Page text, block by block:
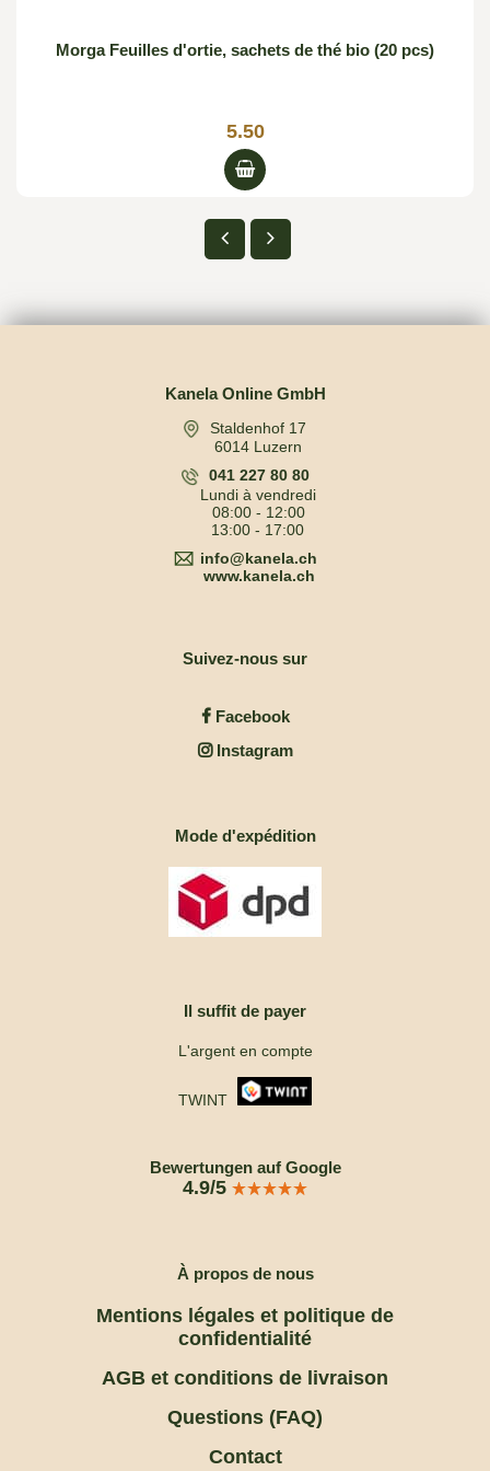
Morga Feuilles d'ortie, sachets de thé bio (20 pcs)
5.50
Kanela Online GmbH
Staldenhof 17
6014 Luzern
041 227 80 80
Lundi à vendredi
08:00 - 12:00
13:00 - 17:00
info@kanela.ch
www.kanela.ch
Suivez-nous sur
Facebook
Instagram
Mode d'expédition
Il suffit de payer
L'argent en compte
TWINT
Bewertungen auf Google
4.9/5
À propos de nous
Mentions légales et politique de
confidentialité
AGB et conditions de livraison
Questions (FAQ)
Contact